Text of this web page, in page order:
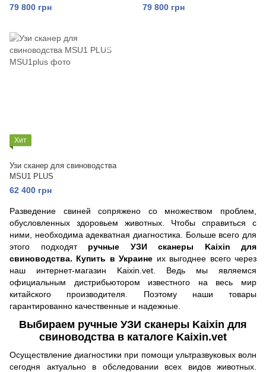
79 800 грн 79 800 грн
Хит
Узи сканер для свиноводства
MSU1 PLUS
62 400 грн
Разведение свиней сопряжено со множеством проблем,
обусловленных здоровьем животных. Чтобы справиться с
ними, необходима адекватная диагностика. Больше всего для
этого подходят ручные УЗИ сканеры Kaixin для
свиноводства. Купить в Украине их выгоднее всего через
наш интернет-магазин Kaixin.vet. Ведь мы являемся
официальным дистрибьютором известного на весь мир
китайского производителя. Поэтому наши товары
гарантированно качественные и надежные.
Выбираем ручные УЗИ сканеры Kaixin для
свиноводства в каталоге Kaixin.vet
Осуществление диагностики при помощи ультразвуковых волн
сегодня актуально в обследовании всех видов животных.